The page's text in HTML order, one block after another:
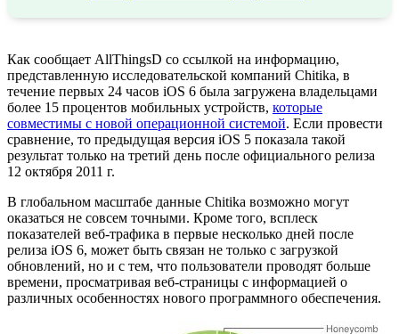
Как сообщает AllThingsD со ссылкой на информацию,
представленную исследовательской компаний Chitika, в
течение первых 24 часов iOS 6 была загружена владельцами
более 15 процентов мобильных устройств, которые
совместимы с новой операционной системой. Если провести
сравнение, то предыдущая версия iOS 5 показала такой
результат только на третий день после официального релиза
12 октября 2011 г.
В глобальном масштабе данные Chitika возможно могут
оказаться не совсем точными. Кроме того, всплеск
показателей веб-трафика в первые несколько дней после
релиза iOS 6, может быть связан не только с загрузкой
обновлений, но и с тем, что пользователи проводят больше
времени, просматривая веб-страницы с информацией о
различных особенностях нового программного обеспечения.